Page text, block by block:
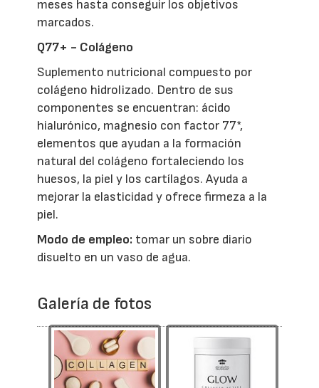
meses hasta conseguir los objetivos
marcados.
Q77+ - Colágeno
Suplemento nutricional compuesto por
colágeno hidrolizado. Dentro de sus
componentes se encuentran: ácido
hialurónico, magnesio con factor 77*,
elementos que ayudan a la formación
natural del colágeno fortaleciendo los
huesos, la piel y los cartílagos. Ayuda a
mejorar la elasticidad y ofrece firmeza a la
piel.
Modo de empleo: tomar un sobre diario
disuelto en un vaso de agua.
Galería de fotos